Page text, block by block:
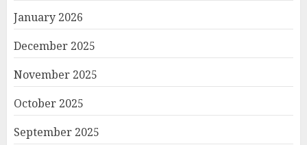
January 2026
December 2025
November 2025
October 2025
September 2025